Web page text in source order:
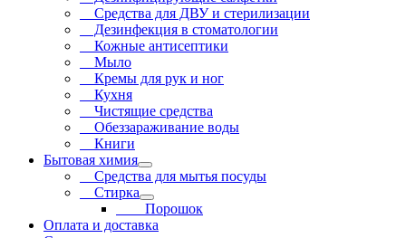
Средства для ДВУ и cтерилизации
Дезинфекция в стоматологии
Кожные антисептики
Мыло
Кремы для рук и ног
Кухня
Чистящие средства
Обеззараживание воды
Книги
Бытовая химия
Средства для мытья посуды
Стирка
Порошок
Оплата и доставка